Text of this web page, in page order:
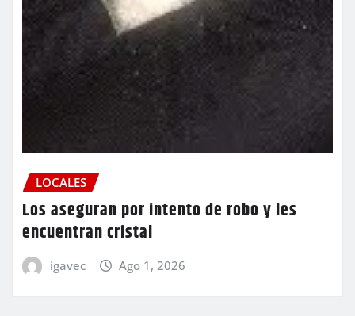
LOCALES
Los aseguran por intento de robo y les
encuentran cristal
igavec Ago 1, 2026